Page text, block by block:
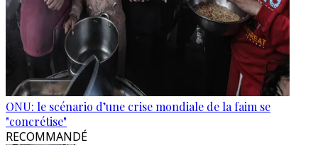
ONU: le scénario d’une crise mondiale de la faim se
"concrétise"
RECOMMANDÉ